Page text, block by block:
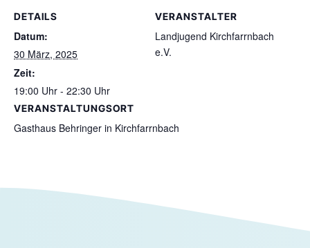
DETAILS
Datum:
30 März, 2025
Zeit:
19:00 Uhr - 22:30 Uhr
VERANSTALTUNGSORT
Gasthaus Behringer in Kirchfarrnbach
VERANSTALTER
Landjugend Kirchfarrnbach
e.V.